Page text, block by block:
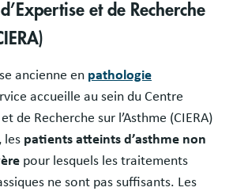
et de Recherche
ancienne en pathologie
accueille au sein du Centre
de Recherche sur l’Asthme (CIERA)
les patients atteints d’asthme non
pour lesquels les traitements
ne sont pas suffisants. Les